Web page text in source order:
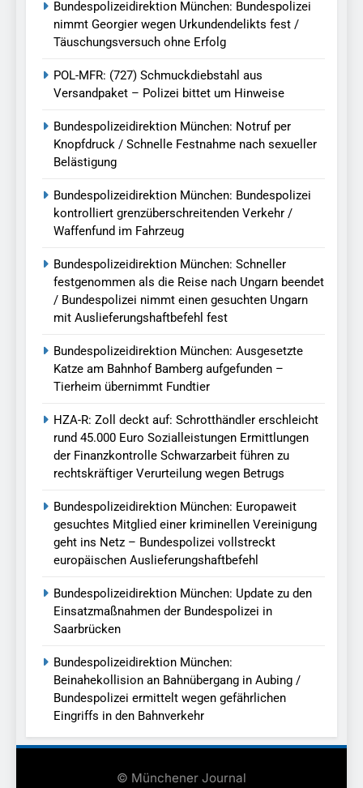
Bundespolizeidirektion München: Bundespolizei
nimmt Georgier wegen Urkundendelikts fest /
Täuschungsversuch ohne Erfolg
POL-MFR: (727) Schmuckdiebstahl aus
Versandpaket – Polizei bittet um Hinweise
Bundespolizeidirektion München: Notruf per
Knopfdruck / Schnelle Festnahme nach sexueller
Belästigung
Bundespolizeidirektion München: Bundespolizei
kontrolliert grenzüberschreitenden Verkehr /
Waffenfund im Fahrzeug
Bundespolizeidirektion München: Schneller
festgenommen als die Reise nach Ungarn beendet
/ Bundespolizei nimmt einen gesuchten Ungarn
mit Auslieferungshaftbefehl fest
Bundespolizeidirektion München: Ausgesetzte
Katze am Bahnhof Bamberg aufgefunden –
Tierheim übernimmt Fundtier
HZA-R: Zoll deckt auf: Schrotthändler erschleicht
rund 45.000 Euro Sozialleistungen Ermittlungen
der Finanzkontrolle Schwarzarbeit führen zu
rechtskräftiger Verurteilung wegen Betrugs
Bundespolizeidirektion München: Europaweit
gesuchtes Mitglied einer kriminellen Vereinigung
geht ins Netz – Bundespolizei vollstreckt
europäischen Auslieferungshaftbefehl
Bundespolizeidirektion München: Update zu den
Einsatzmaßnahmen der Bundespolizei in
Saarbrücken
Bundespolizeidirektion München:
Beinahekollision an Bahnübergang in Aubing /
Bundespolizei ermittelt wegen gefährlichen
Eingriffs in den Bahnverkehr
© Münchener Journal